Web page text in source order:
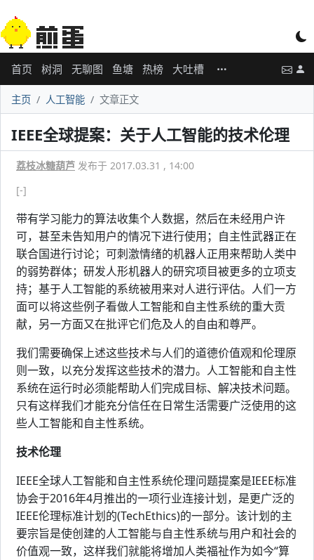
首页 树洞 无聊图 鱼塘 热榜 大吐槽
主页 人工智能 文章正文
IEEE全球提案：关于人工智能的技术伦理
荔枝冰糖葫芦 发布于 2017.03.31 , 14:00
[-]
带有学习能力的算法收集个人数据，然后在未经用户许
可，甚至未告知用户的情况下进行使用；自主性武器正在
联合国进行讨论；可刺激情绪的机器人正用来帮助人类中
的弱势群体；研发人形机器人的研究项目被更多的立项支
持；基于人工智能的系统被用来对人进行评估。人们一方
面可以将这些例子看做人工智能和自主性系统的重大贡
献，另一方面又在批评它们危及人的自由和尊严。
我们需要确保上述这些技术与人们的道德价值观和伦理原
则一致，以充分发挥这些技术的潜力。人工智能和自主性
系统在运行时必须能帮助人们完成目标、解决技术问题。
只有这样我们才能充分信任在日常生活需要广泛使用的这
些人工智能和自主性系统。
技术伦理
IEEE全球人工智能和自主性系统伦理问题提案是IEEE标准
协会于2016年4月推出的一项行业连接计划，是更广泛的
IEEE伦理标准计划的(TechEthics)的一部分。该计划的主
要宗旨是使创建的人工智能与自主性系统与用户和社会的
价值观一致，这样我们就能将增加人类福祉作为如今“算